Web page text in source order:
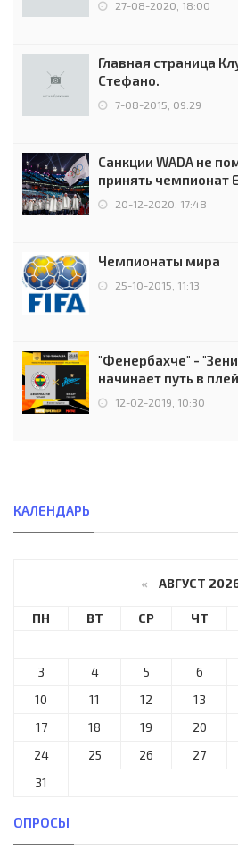
27-08-2020, 18:00
Главная страница
Стефано.
7-08-2015, 09:29
Санкции WADA не
принять чемпионат
чемпионов.
20-12-2020, 17:48
Чемпионаты мира
25-10-2015, 11:13
"Фенербахче" -
начинает путь в
12-02-2019, 10:30
КАЛЕНДАРЬ
« АВГУСТ
ПН ВТ СР ЧТ
3
4 5 6
10
11 12 13
17
18 19 20
24
25 26 27
31
ОПРОСЫ